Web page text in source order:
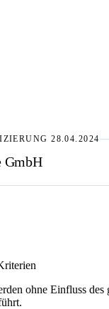
28.04.2024
GmbH
ohne Einfluss des